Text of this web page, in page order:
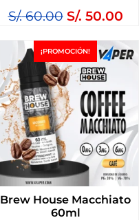
S/.60.00 S/. 50.00
¡PROMOCIÓN!
Brew House Macchiato
60ml